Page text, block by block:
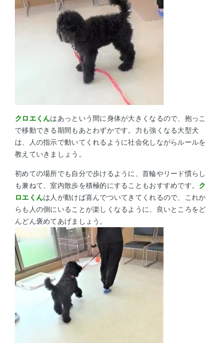
クロエくんはあっという間に身体が大きくなるので、抱っこ
で移動できる期間もあとわずかです。力も強くなる大型犬
は、人の指示で動いてくれるように社会化しながらルールを
教えていきましょう。
初めての場所でも自分で歩けるように、首輪やリード慣らし
も兼ねて、室内散歩を積極的にすることもおすすめです。 ク
ロエくんは人が動けば喜んでついてきてくれるので、これか
らも人の側にいることが楽しくなるように、良いところをど
んどん褒めてあげましょう。